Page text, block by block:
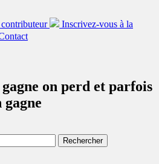
Inscrivez-vous à la
on perd et parfois